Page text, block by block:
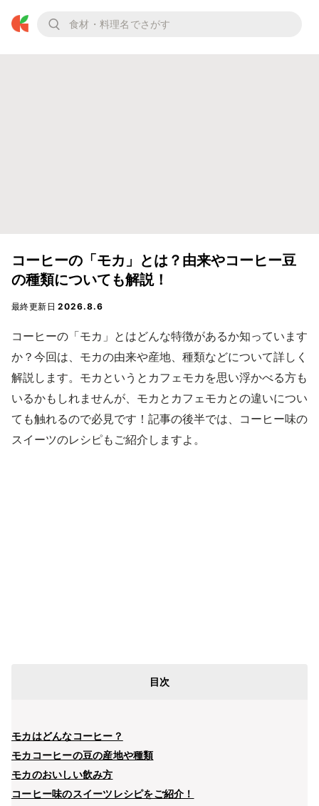
コーヒーの「モカ」とは？由来やコーヒー豆
の種類についても解説！
最終更新日2026.8.6
コーヒーの「モカ」とはどんな特徴があるか知っています
か？今回は、モカの由来や産地、種類などについて詳しく
解説します。モカというとカフェモカを思い浮かべる方も
いるかもしれませんが、モカとカフェモカとの違いについ
ても触れるので必見です！記事の後半では、コーヒー味の
スイーツのレシピもご紹介しますよ。
目次
モカはどんなコーヒー？
モカコーヒーの豆の産地や種類
モカのおいしい飲み方
コーヒー味のスイーツレシピをご紹介！